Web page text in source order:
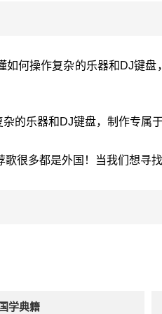
如何操作复杂的乐器和DJ键
的乐器和DJ键盘，制作专属
歌很多都是外国！当我们想寻
国学典籍